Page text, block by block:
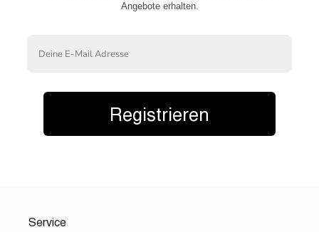
Angebote erhalten.
Registrieren
Service